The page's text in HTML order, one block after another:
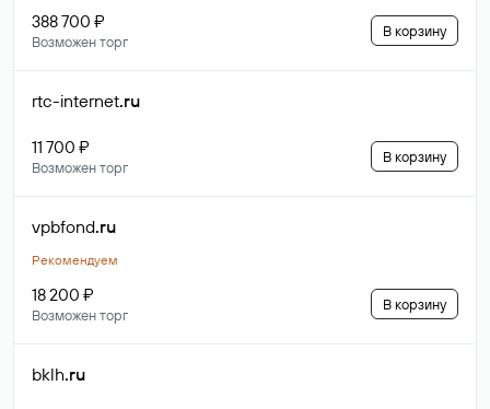
388 700 ₽
Возможен торг
В корзину
rtc-internet.ru
11 700 ₽
Возможен торг
В корзину
vpbfond.ru
Рекомендуем
18 200 ₽
Возможен торг
В корзину
bklh.ru